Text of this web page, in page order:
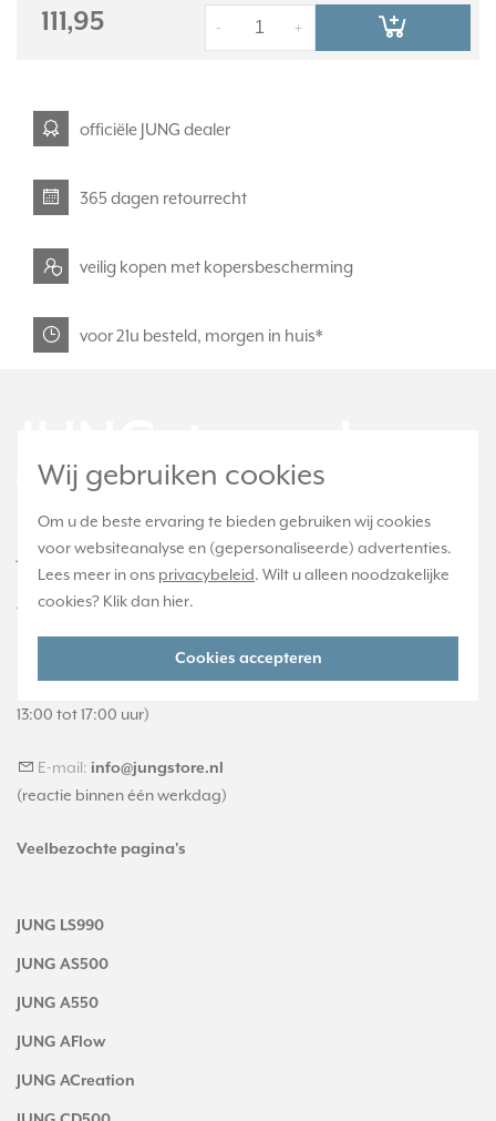
Wij gebruiken cookies
Om u de beste ervaring te bieden gebruiken wij cookies
voor websiteanalyse en (gepersonaliseerde) advertenties.
Lees meer in ons privacybeleid. Wilt u alleen noodzakelijke
cookies? Klik dan hier.
Cookies accepteren
111,95 +
-
officiële JUNG dealer
365 dagen retourrecht
veilig kopen met kopersbescherming
voor 21u besteld, morgen in huis*
JUNGstore.nl is onderdeel van e-Stores
International B.V. en geen webwinkel of
onderdeel van Albrecht JUNG GMBH & CO. KG.
088 28 29 370
13:00 tot 17:00 uur)
E-mail: info@jungstore.nl
(reactie binnen één werkdag)
Veelbezochte pagina's
JUNG LS990
JUNG AS500
JUNG A550
JUNG AFlow
JUNG ACreation